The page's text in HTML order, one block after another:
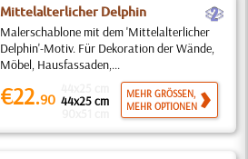
Mittelalterlicher Delphin b
Malerschablone mit dem 'Mittelalterlicher
Delphin'-Motiv. Für Dekoration der Wände,
Möbel, Hausfassaden,...
€22.90 44x25 cm
MEHR GRÖSSEN,
MEHR OPTIONEN